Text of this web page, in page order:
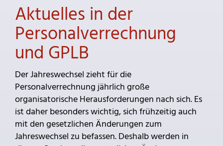
Aktuelles in der
Personalverrechnung
und GPLB
Der Jahreswechsel zieht für die
Personalverrechnung jährlich große
organisatorische Herausforderungen nach sich. Es
ist daher besonders wichtig, sich frühzeitig auch
mit den gesetzlichen Änderungen zum
Jahreswechsel zu befassen. Deshalb werden in